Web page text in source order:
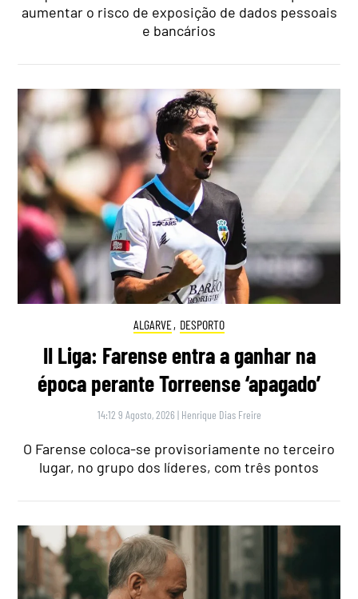
aumentar o risco de exposição de dados pessoais
e bancários
ALGARVE, DESPORTO
II Liga: Farense entra a ganhar na
época perante Torreense ‘apagado’
14:12 9 Agosto, 2026 | Henrique Dias Freire
O Farense coloca-se provisoriamente no terceiro
lugar, no grupo dos líderes, com três pontos